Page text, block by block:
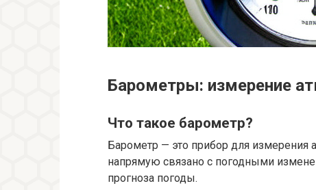
Барометры: измерение
Что такое барометр?
Барометр — это прибор для
напрямую связано с погодными
прогноза погоды.